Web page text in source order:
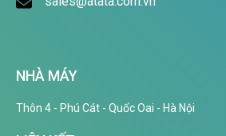
NHÀ MÁY
Thôn 4 - Phú Cát - Quốc Oai - Hà Nội